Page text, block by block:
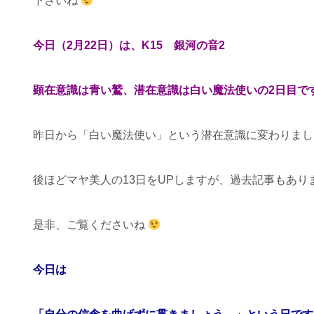
今日（2月22日）は、K15 銀河の音2
顕在意識は青い鷲、潜在意識は白い魔法使いの2日目で
昨日から「白い魔法使い」という潜在意識に変わりまし
後ほどマヤ美人の13日をUPしますが、過去記事もあり
是非、ご覧くださいね
今日は